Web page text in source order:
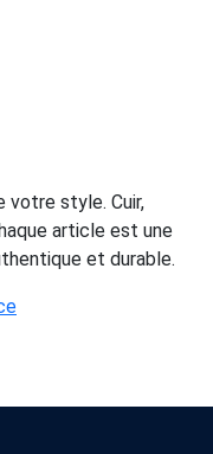
votre style. Cuir,
article est une
et durable.